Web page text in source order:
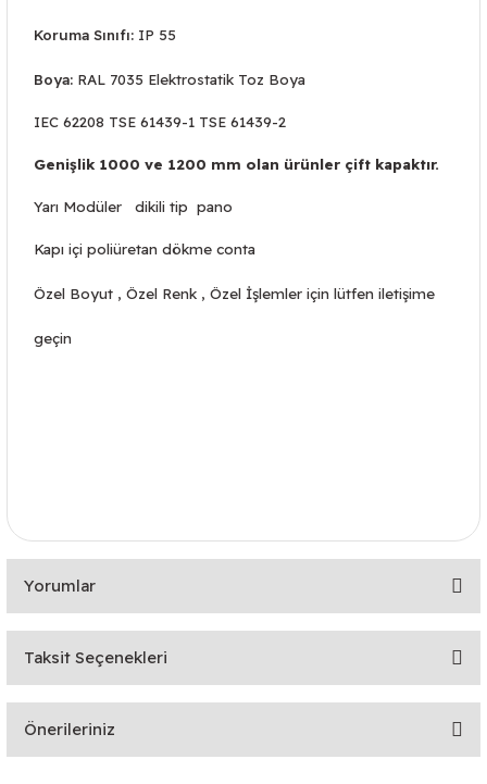
Koruma Sınıfı: IP 55
Boya: RAL 7035 Elektrostatik Toz Boya
IEC 62208 TSE 61439-1 TSE 61439-2
Genişlik 1000 ve 1200 mm olan ürünler çift kapaktır.
Yarı Modüler dikili tip pano
Kapı içi poliüretan dökme conta
Özel Boyut , Özel Renk , Özel İşlemler için lütfen iletişime
geçin
Yorumlar
Bu ürüne ilk yorumu siz yapın!
Taksit Seçenekleri
Önerileriniz